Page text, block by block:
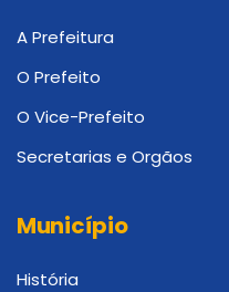
A Prefeitura
O Prefeito
O Vice-Prefeito
Secretarias e Orgãos
Município
História